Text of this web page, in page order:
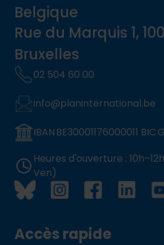
Belgique
Rue du Marquis 1,
Bruxelles
02 504 60 00
info@planinternational.be
IBAN BE30001176000011 BIC
Heures d'ouverture :
Ven)
Accès rapide